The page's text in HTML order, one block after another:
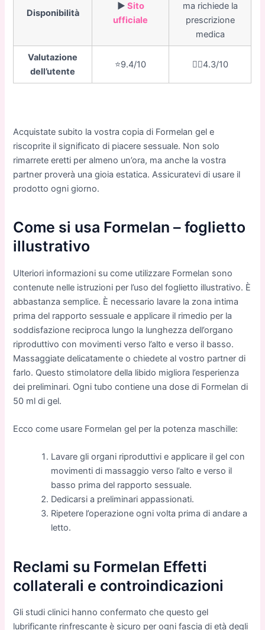
Disponibilità
▶️ Sito
ufficiale
ma richiede la
prescrizione
medica
Valutazione
dell’utente
⭐️9.4/10 👎🏼4.3/10
Acquistate subito la vostra copia di Formelan gel e
riscoprite il significato di piacere sessuale. Non solo
rimarrete eretti per almeno un’ora, ma anche la vostra
partner proverà una gioia estatica. Assicuratevi di usare il
prodotto ogni giorno.
Come si usa Formelan – foglietto
illustrativo
Ulteriori informazioni su come utilizzare Formelan sono
contenute nelle istruzioni per l’uso del foglietto illustrativo. È
abbastanza semplice. È necessario lavare la zona intima
prima del rapporto sessuale e applicare il rimedio per la
soddisfazione reciproca lungo la lunghezza dell’organo
riproduttivo con movimenti verso l’alto e verso il basso.
Massaggiate delicatamente o chiedete al vostro partner di
farlo. Questo stimolatore della libido migliora l’esperienza
dei preliminari. Ogni tubo contiene una dose di Formelan di
50 ml di gel.
Ecco come usare Formelan gel per la potenza maschille:
Lavare gli organi riproduttivi e applicare il gel con
movimenti di massaggio verso l’alto e verso il
basso prima del rapporto sessuale.
Dedicarsi a preliminari appassionati.
Ripetere l’operazione ogni volta prima di andare a
letto.
Reclami su Formelan Effetti
collaterali e controindicazioni
Gli studi clinici hanno confermato che questo gel
lubrificante rinfrescante è sicuro per ogni fascia di età degli